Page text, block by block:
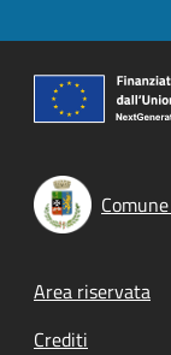
Footer
Area riservata
Crediti